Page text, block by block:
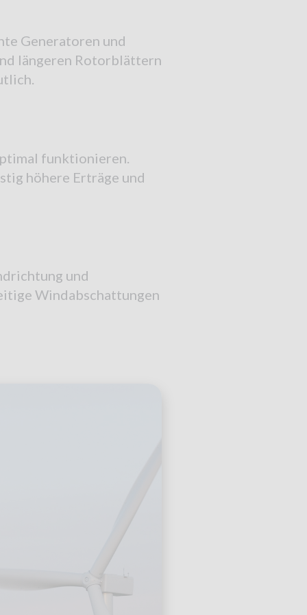
Generatoren und
längeren Rotorblättern
funktionieren.
höhere Erträge und
und
Windabschattungen